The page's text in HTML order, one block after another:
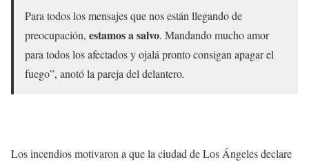
Para todos los mensajes que nos están llegando de
preocupación, estamos a salvo. Mandando mucho amor
para todos los afectados y ojalá pronto consigan apagar el
fuego”, anotó la pareja del delantero.
Los incendios motivaron a que la ciudad de Los Ángeles declare